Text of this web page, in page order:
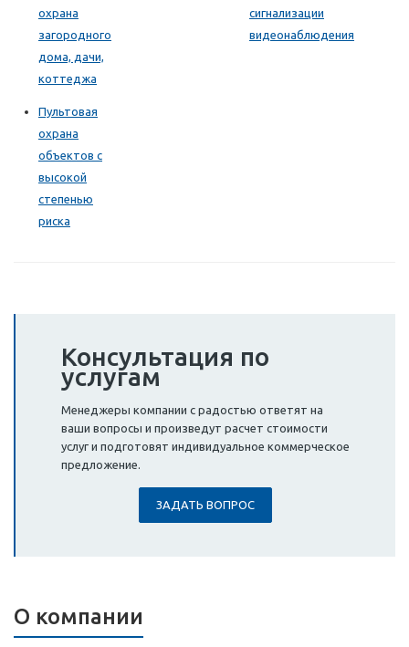
охрана
загородного
дома, дачи,
коттеджа
сигнализации
видеонаблюдения
Пультовая
охрана
объектов с
высокой
степенью
риска
Консультация по
услугам
Менеджеры компании с радостью ответят на
ваши вопросы и произведут расчет стоимости
услуг и подготовят индивидуальное коммерческое
предложение.
ЗАДАТЬ ВОПРОС
О компании